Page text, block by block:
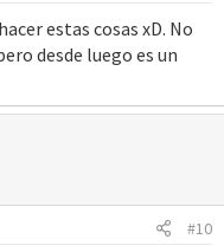
estas cosas xD. No
desde luego es un
#10